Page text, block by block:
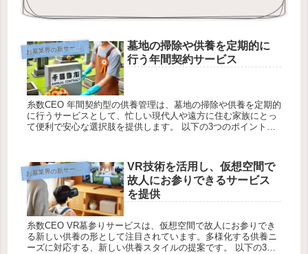
お墓業界の新サービスご提案
墓地の掃除や供養を定期的に
行う年間契約サービス
糸数CEO 年間契約型の供養管理は、墓地の掃除や供養を定期的
に行うサービスとして、忙しい現代人や遠方に住む家族にとっ
て便利で安心な選択肢を提供します。 以下の3つのポイント
お 墓業界の新サービスご提案
VR技術を活用し、仮想空間で
故人にお参りできるサービス
を提供
糸数CEO VR墓参りサービスは、仮想空間で故人にお参りでき
る新しい供養の形として注目されています。多様化する供養ニ
ーズに対応する、新しい供養スタイルの提案です。 以下の3つ